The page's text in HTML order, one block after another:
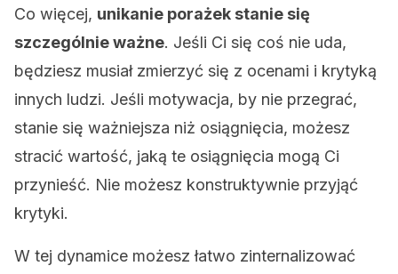
Co więcej, unikanie porażek stanie się
szczególnie ważne. Jeśli Ci się coś nie uda,
będziesz musiał zmierzyć się z ocenami i krytyką
innych ludzi. Jeśli motywacja, by nie przegrać,
stanie się ważniejsza niż osiągnięcia, możesz
stracić wartość, jaką te osiągnięcia mogą Ci
przynieść. Nie możesz konstruktywnie przyjąć
krytyki.
W tej dynamice możesz łatwo zinternalizować